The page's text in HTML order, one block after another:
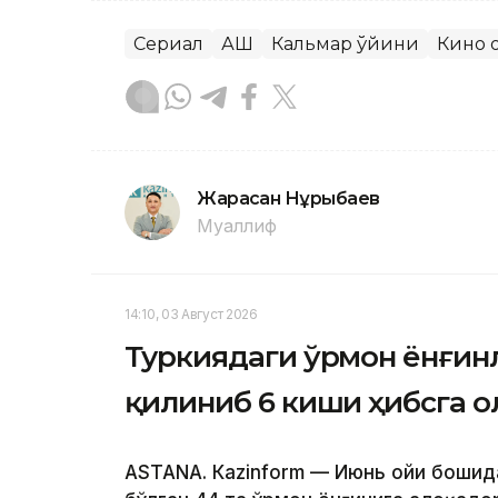
Сериал АҚШ Кальмар ўйини Кино
Жарасқан Нұрыбаев
Муаллиф
14:10, 03 Август 2026
Туркиядаги ўрмон
қилиниб 6 киши ҳибсга
ASTANА. Кazinform — Июнь ойи